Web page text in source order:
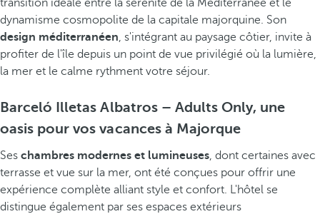
transition idéale entre la sérénité de la Méditerranée et le
dynamisme cosmopolite de la capitale majorquine. Son
design méditerranéen, s'intégrant au paysage côtier, invite à
profiter de l'île depuis un point de vue privilégié où la lumière,
la mer et le calme rythment votre séjour.
Barceló Illetas Albatros – Adults Only, une
oasis pour vos vacances à Majorque
Ses chambres modernes et lumineuses, dont certaines avec
terrasse et vue sur la mer, ont été conçues pour offrir une
expérience complète alliant style et confort. L'hôtel se
distingue également par ses espaces extérieurs